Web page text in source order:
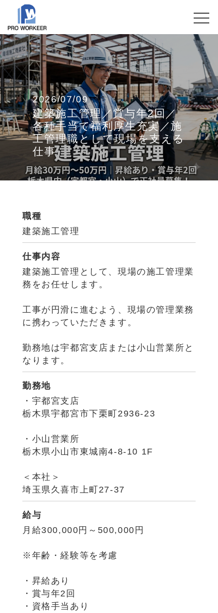
2026/07/09
建築施工管理／賞与年2回／
各種手当て福利厚生充実／施
工管理職として現場を支える
仕事
職種
建築施工管理
仕事内容
建築施工管理として、現場の施工管理業
務をお任せします。
工事が円滑に進むよう、現場の管理業務
に携わっていただきます。
勤務地は宇都宮支店または小山営業所と
なります。
勤務地
・宇都宮支店
栃木県宇都宮市下栗町2936-23
・小山営業所
栃木県小山市東城南4-8-10 1F
＜本社＞
埼玉県久喜市上町27-37
給与
月給300,000円～500,000円
※年齢・経験等を考慮
・昇給あり
・賞与年2回
・資格手当あり